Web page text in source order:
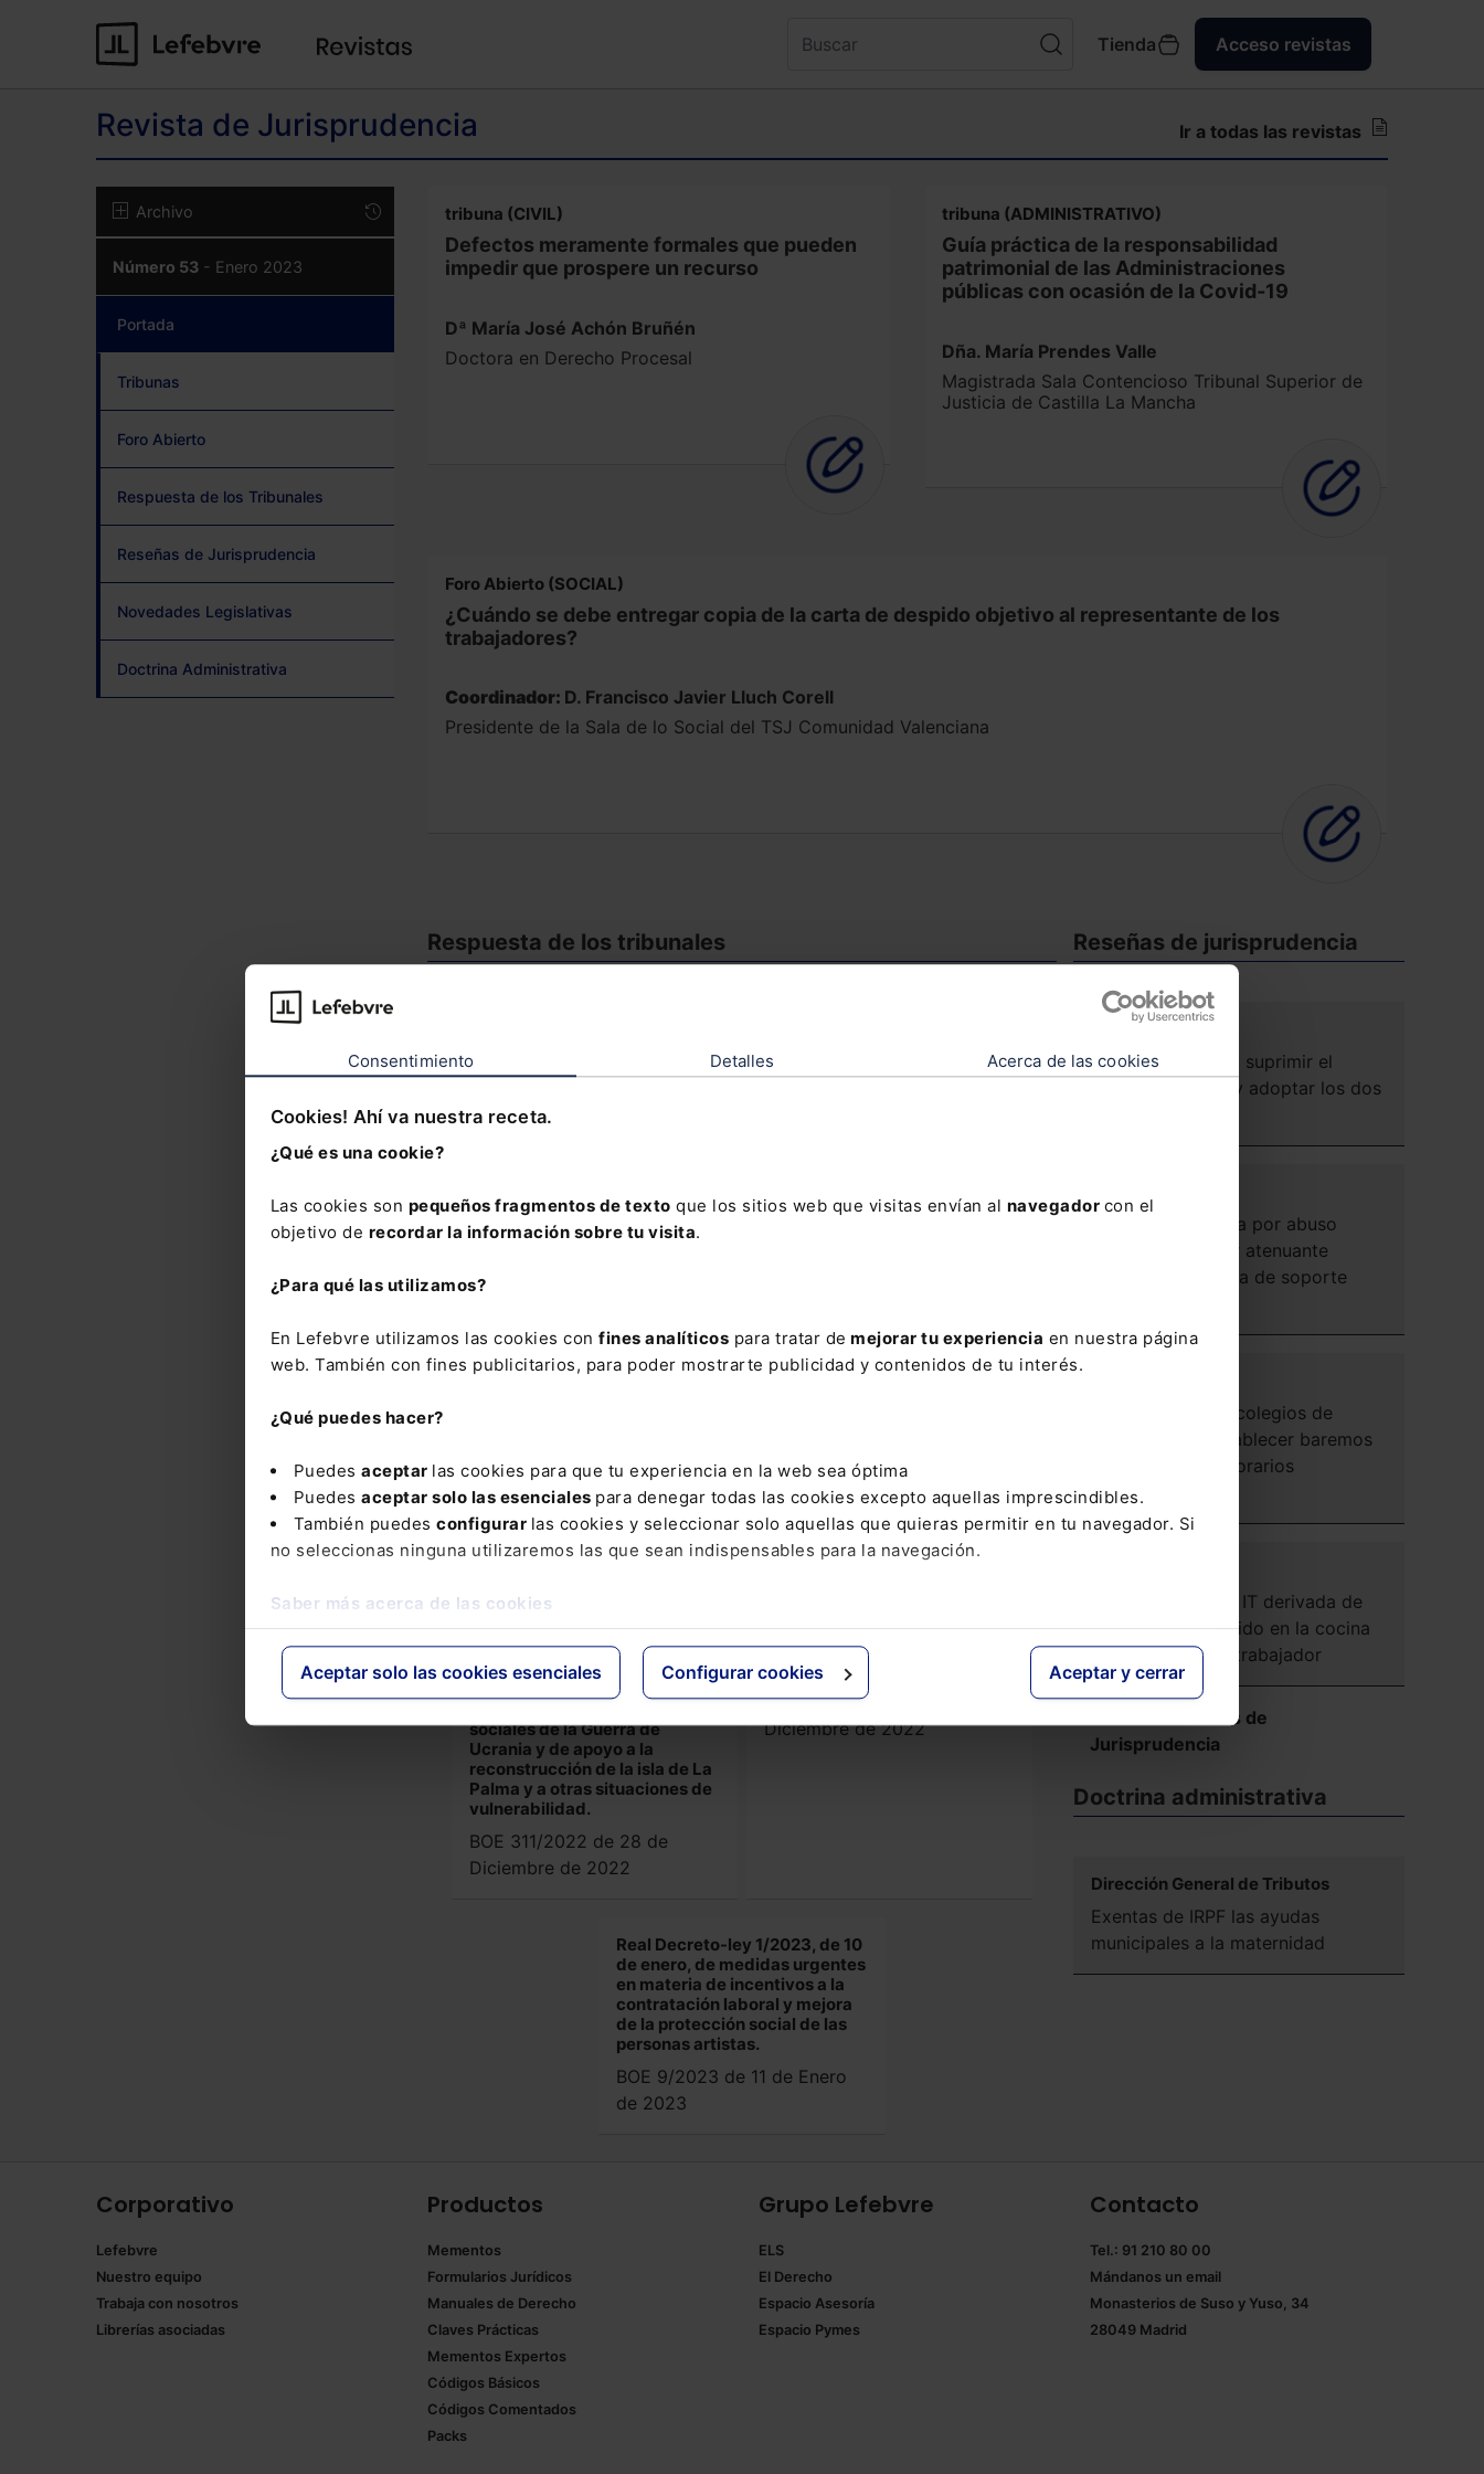
Consentimiento Detalles Acerca de las cookies
Cookies! Ahí va nuestra receta.
¿Qué es una cookie?
Las cookies son pequeños fragmentos de texto que los sitios web que visitas envían al navegador con el
objetivo de recordar la información sobre tu visita.
¿Para qué las utilizamos?
En Lefebvre utilizamos las cookies con fines analíticos para tratar de mejorar tu experiencia en nuestra página
web. También con fines publicitarios, para poder mostrarte publicidad y contenidos de tu interés.
¿Qué puedes hacer?
Puedes aceptar las cookies para que tu experiencia en la web sea óptima
Puedes aceptar solo las esenciales para denegar todas las cookies excepto aquellas imprescindibles.
También puedes configurar las cookies y seleccionar solo aquellas que quieras permitir en tu navegador. Si
no seleccionas ninguna utilizaremos las que sean indispensables para la navegación.
Saber más acerca de las cookies
Aceptar solo las cookies esenciales Configurar cookies Aceptar y cerrar
Tienda Acceso revistas
Revista de Jurisprudencia Ir a todas las revistas
Archivo
Número 53 - Enero 2023
Portada
Tribunas
Foro Abierto
Respuesta de los Tribunales
Reseñas de Jurisprudencia
Novedades Legislativas
Doctrina Administrativa
tribuna (CIVIL)
Defectos meramente formales que pueden
impedir que prospere un recurso
Dª María José Achón Bruñén
Doctora en Derecho Procesal
tribuna (ADMINISTRATIVO)
Guía práctica de la responsabilidad
patrimonial de las Administraciones
públicas con ocasión de la Covid-19
Dña. María Prendes Valle
Magistrada Sala Contencioso Tribunal Superior de
Justicia de Castilla La Mancha
Foro Abierto (SOCIAL)
¿Cuándo se debe entregar copia de la carta de despido objetivo al representante de los
trabajadores?
Coordinador: D. Francisco Javier Lluch Corell
Presidente de la Sala de lo Social del TSJ Comunidad Valenciana
Respuesta de los tribunales
Magistrada de la Audiencia Provincial de Madrid
Novedades Legislativas
regulan el sistema de gestión
de la Política Agrícola Común y
otras materias conexas.
BOE 308/2022 de 24 de
Ley Orgánica 5/2007, de 20 de
abril, de reforma del Estatuto
de Autonomía de Aragón.
BOE 311/2022 de 28 de
Real Decreto-Ley 20/2022, de
27 de diciembre, de medidas
sociales de la Guerra de
Ucrania y de apoyo a la
reconstrucción de la isla de La
Palma y a otras situaciones de
vulnerabilidad.
BOE 311/2022 de 28 de
Diciembre de 2022
Ley 39/2022, de 30 de
diciembre, del Deporte.
BOE 314/2022 de 31 de
Diciembre de 2022
Real Decreto-ley 1/2023, de 10
de enero, de medidas urgentes
en materia de incentivos a la
contratación laboral y mejora
de la protección social de las
personas artistas.
BOE 9/2023 de 11 de Enero
de 2023
Reseñas de jurisprudencia
Autorización para suprimir el
apellido paterno y adoptar los dos
Ampliada condena por abuso
sexual al inaplicar atenuante
analógica por falta de soporte
Prohibición a los colegios de
abogados de establecer baremos
o listados de honorarios
profesionales
Laboralidad de la IT derivada de
accidente producido en la cocina
del domicilio del trabajador
Ver más Reseñas de
Jurisprudencia
Doctrina administrativa
Dirección General de Tributos
Exentas de IRPF las ayudas
municipales a la maternidad
Corporativo
Lefebvre
Nuestro equipo
Trabaja con nosotros
Librerías asociadas
Productos
Mementos
Formularios Jurídicos
Manuales de Derecho
Claves Prácticas
Mementos Expertos
Códigos Básicos
Códigos Comentados
Packs
Grupo Lefebvre
ELS
El Derecho
Espacio Asesoría
Espacio Pymes
Contacto
Tel.: 91 210 80 00
Mándanos un email
Monasterios de Suso y Yuso, 34
28049 Madrid